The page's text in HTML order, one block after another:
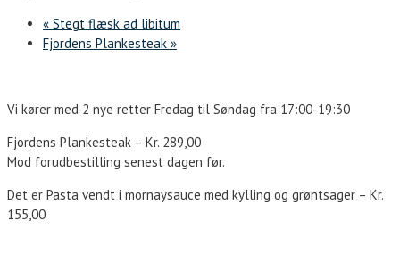
« Stegt flæsk ad libitum
Fjordens Plankesteak »
Vi kører med 2 nye retter Fredag til Søndag fra 17:00-19:30
Fjordens Plankesteak – Kr. 289,00
Mod forudbestilling senest dagen før.
Det er Pasta vendt i mornaysauce med kylling og grøntsager – Kr.
155,00